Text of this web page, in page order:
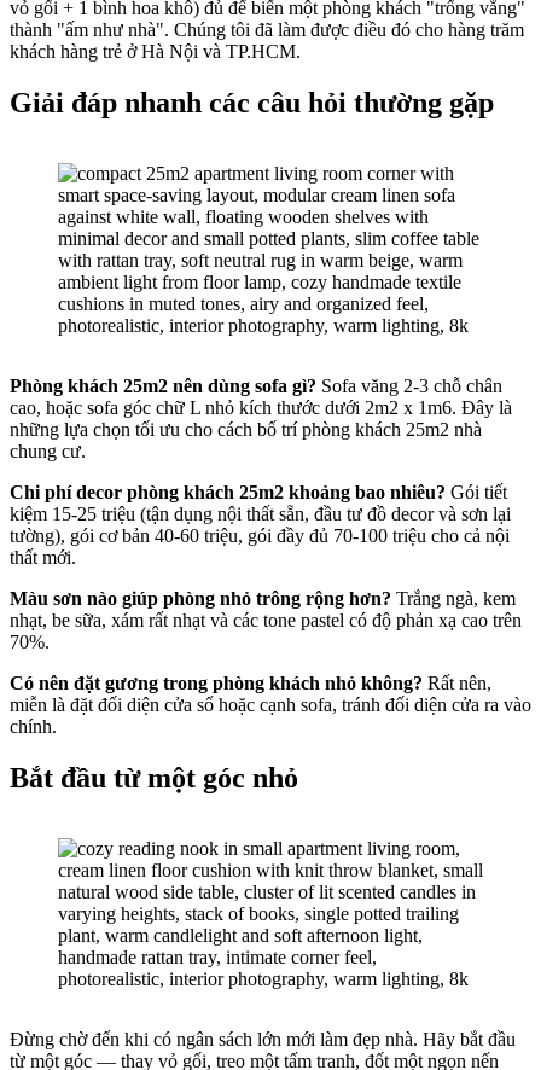
vỏ gối + 1 bình hoa khô) đủ để biến một phòng khách "trống vắng"
thành "ấm như nhà". Chúng tôi đã làm được điều đó cho hàng trăm
khách hàng trẻ ở Hà Nội và TP.HCM.
Giải đáp nhanh các câu hỏi thường gặp
Phòng khách 25m2 nên dùng sofa gì? Sofa văng 2-3 chỗ chân
cao, hoặc sofa góc chữ L nhỏ kích thước dưới 2m2 x 1m6. Đây là
những lựa chọn tối ưu cho cách bố trí phòng khách 25m2 nhà
chung cư.
Chi phí decor phòng khách 25m2 khoảng bao nhiêu? Gói tiết
kiệm 15-25 triệu (tận dụng nội thất sẵn, đầu tư đồ decor và sơn lại
tường), gói cơ bản 40-60 triệu, gói đầy đủ 70-100 triệu cho cả nội
thất mới.
Màu sơn nào giúp phòng nhỏ trông rộng hơn? Trắng ngà, kem
nhạt, be sữa, xám rất nhạt và các tone pastel có độ phản xạ cao trên
70%.
Có nên đặt gương trong phòng khách nhỏ không? Rất nên,
miễn là đặt đối diện cửa sổ hoặc cạnh sofa, tránh đối diện cửa ra vào
chính.
Bắt đầu từ một góc nhỏ
Đừng chờ đến khi có ngân sách lớn mới làm đẹp nhà. Hãy bắt đầu
từ một góc — thay vỏ gối, treo một tấm tranh, đốt một ngọn nến